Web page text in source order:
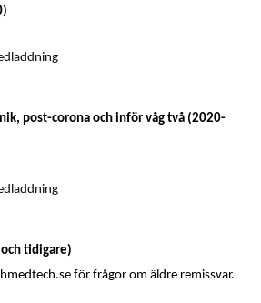
post-corona och inför våg två (2020-
tidigare)
för frågor om äldre remissvar.